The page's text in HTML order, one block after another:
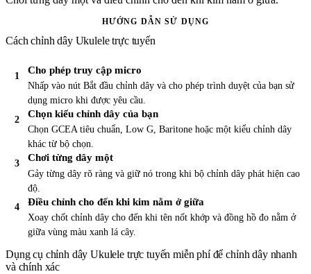
HƯỚNG DẪN SỬ DỤNG
Cách chỉnh dây Ukulele trực tuyến
Cho phép truy cập micro
Nhấp vào nút Bắt đầu chỉnh dây và cho phép trình duyệt của bạn sử
dụng micro khi được yêu cầu.
Chọn kiểu chỉnh dây của bạn
Chọn GCEA tiêu chuẩn, Low G, Baritone hoặc một kiểu chỉnh dây
khác từ bộ chọn.
Chơi từng dây một
Gảy từng dây rõ ràng và giữ nó trong khi bộ chỉnh dây phát hiện cao
độ.
Điều chỉnh cho đến khi kim nằm ở giữa
Xoay chốt chỉnh dây cho đến khi tên nốt khớp và đồng hồ đo nằm ở
giữa vùng màu xanh lá cây.
Dụng cụ chỉnh dây Ukulele trực tuyến miễn phí để chỉnh dây nhanh
và chính xác